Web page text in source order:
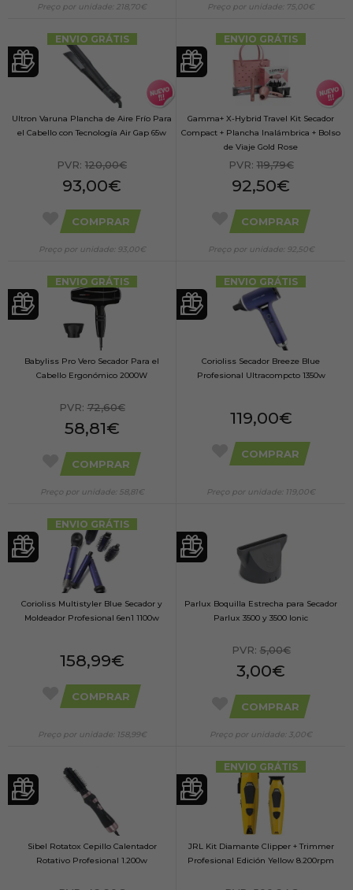
Preço por unidade: 218,70€ Preço por unidade: 75,00€
ENVIO GRÁTIS
Ultron Varuna Plancha de Aire Frío Para
el Cabello con Tecnología Air Gap 65w
PVR: 120,00€
93,00€
COMPRAR
Preço por unidade: 93,00€
ENVIO GRÁTIS
Gamma+ X-Hybrid Travel Kit Secador
Compact + Plancha Inalámbrica + Bolso
de Viaje Gold Rose
PVR:119,79€
92,50€
COMPRAR
Preço por unidade: 92,50€
ENVIO GRÁTIS
Babyliss Pro Vero Secador Para el
Cabello Ergonómico 2000W
PVR:72,60€
58,81€
COMPRAR
Preço por unidade: 58,81€
ENVIO GRÁTIS
Corioliss Secador Breeze Blue
Profesional Ultracompcto 1350w
119,00€
COMPRAR
Preço por unidade: 119,00€
ENVIO GRÁTIS
Corioliss Multistyler Blue Secador y
Moldeador Profesional 6en1 1100w
158,99€
COMPRAR
Preço por unidade: 158,99€
Parlux Boquilla Estrecha para Secador
Parlux 3500 y 3500 Ionic
PVR:5,00€
3,00€
COMPRAR
Preço por unidade: 3,00€
Sibel Rotatox Cepillo Calentador
Rotativo Profesional 1.200w
ENVIO GRÁTIS
JRL Kit Diamante Clipper + Trimmer
Profesional Edición Yellow 8.200rpm